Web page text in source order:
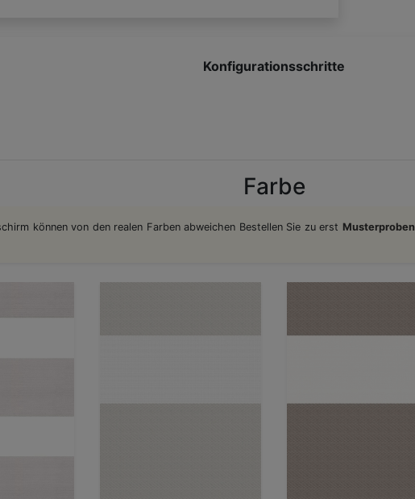
Konfigurationsschritte
Farbe
können von den realen Farben abweichen Bestellen Sie zu erst Musterproben